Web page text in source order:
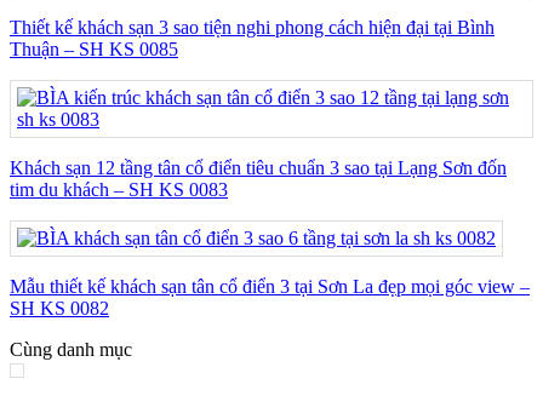
Thiết kế khách sạn 3 sao tiện nghi phong cách hiện đại tại Bình
Thuận – SH KS 0085
Khách sạn 12 tầng tân cổ điển tiêu chuẩn 3 sao tại Lạng Sơn đốn
tim du khách – SH KS 0083
Mẫu thiết kế khách sạn tân cổ điển 3 tại Sơn La đẹp mọi góc view –
SH KS 0082
Cùng danh mục